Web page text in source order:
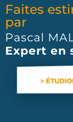
Faites
par
Pascal
Expert en